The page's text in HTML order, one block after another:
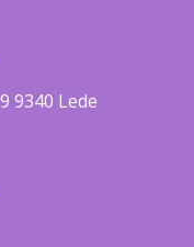
9340 Lede